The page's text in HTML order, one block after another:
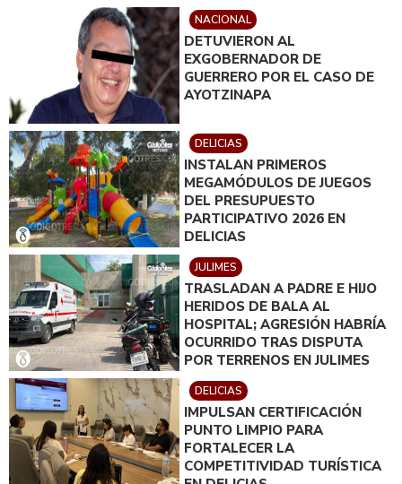
NACIONAL
DETUVIERON AL
EXGOBERNADOR DE
GUERRERO POR EL CASO DE
AYOTZINAPA
DELICIAS
INSTALAN PRIMEROS
MEGAMÓDULOS DE JUEGOS
DEL PRESUPUESTO
PARTICIPATIVO 2026 EN
DELICIAS
JULIMES
TRASLADAN A PADRE E HIJO
HERIDOS DE BALA AL
HOSPITAL; AGRESIÓN HABRÍA
OCURRIDO TRAS DISPUTA
POR TERRENOS EN JULIMES
DELICIAS
IMPULSAN CERTIFICACIÓN
PUNTO LIMPIO PARA
FORTALECER LA
COMPETITIVIDAD TURÍSTICA